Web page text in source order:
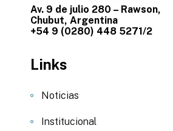
Av. 9 de julio 280 – Rawson,
Chubut, Argentina
+54 9 (0280) 448 5271/2
Links
Noticias
Institucional